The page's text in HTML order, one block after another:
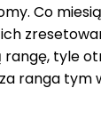
Co
rangę, tyle
ranga tym